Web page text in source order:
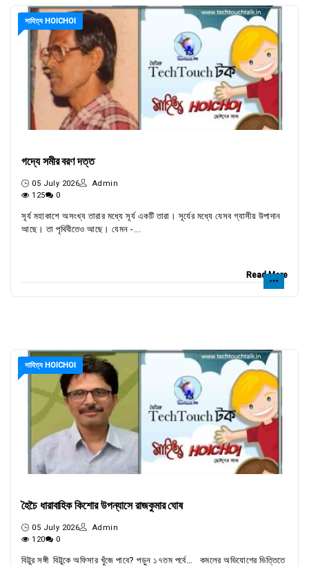
সাহিত্য HOICHOI
গদ্যে সমীর বরণ দত্ত
05 July 2026
Admin
125
0
সূর্য মহাকাশে অসংখ্য তারার মধ্যে সূর্য একটি তারা। সূর্যের মধ্যে যেসব গ্যাসীয় উপাদান
আছে। তা পৃথিবীতেও আছে। যেমন -...
Read More
সাহিত্য HOICHOI
হৈচৈ ধারাবাহিক কিশোর উপন্যাসে রাজকুমার ঘোষ
05 July 2026
Admin
120
0
বিট্টুর সঙ্গী বিট্টুকে অফিসার খুঁজে পাবে? পড়ুন ১৭তম পর্বে… কমলের অভিযোগের ভিত্তিতে